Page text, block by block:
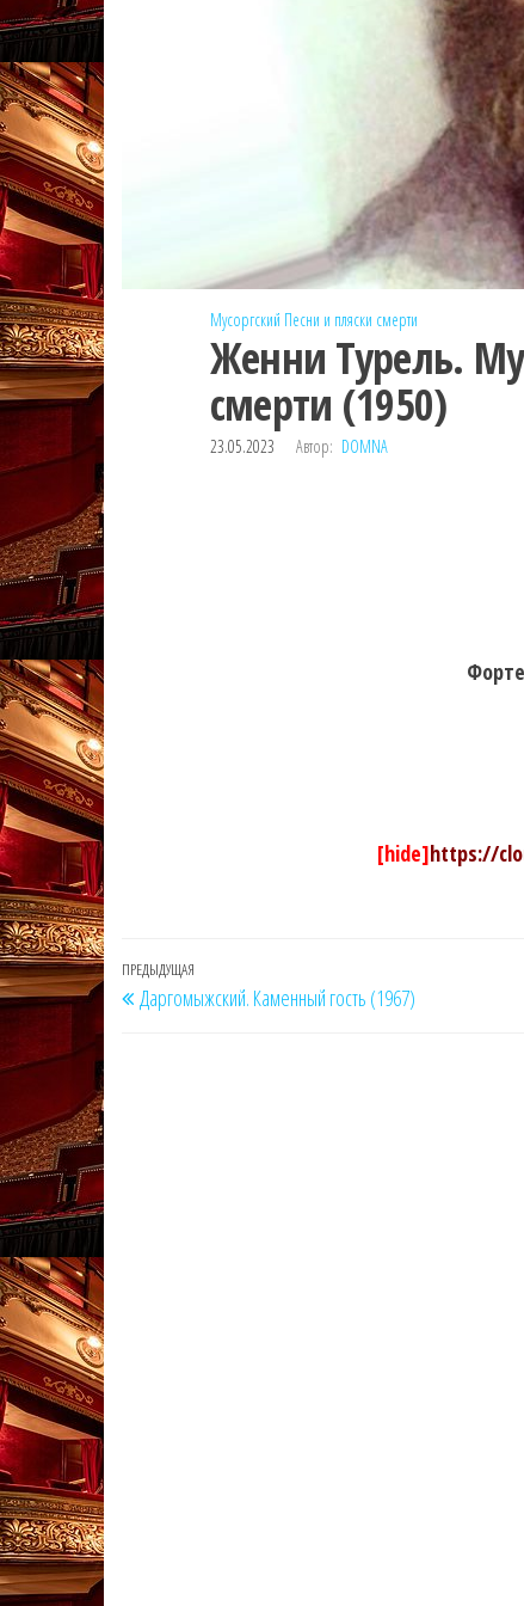
Мусоргский Песни и пляски смерти
Женни Турель.
смерти (1950)
23.05.2023 Автор: DOMNA
[hide]https://
Навигация
по
Предыдущая
запись
ПРЕДЫДУЩАЯ
Даргомыжский. Каменный гость (1967)